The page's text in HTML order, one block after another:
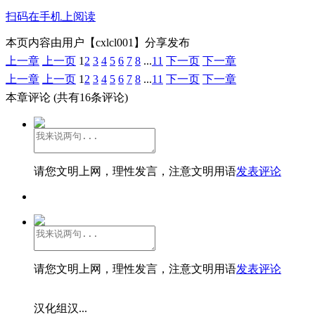
扫码在手机上阅读
本页内容由用户【cxlcl001】分享发布
上一章
上一页 1 2 3 4 5 6 7 8 ...11 下一页 下一章
上一章
上一页 1 2 3 4 5 6 7 8 ...11 下一页 下一章
本章评论 (共有16条评论)
请您文明上网，理性发言，注意文明用语发表评论
请您文明上网，理性发言，注意文明用语发表评论
汉化组汉...